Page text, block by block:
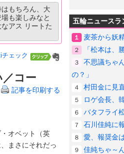
もちろん、大
も楽しみなと
アス リートた
チェック
コー
記事を印刷する
オベット（英
まさにそれだっ
五輪ニュースラ
１ 麦茶から妖
２ 「松本は、
３
不思議ちゃ
の？」
４ 村田金に見
５ ロゲ会長、
６ バタフライ
７ 石川佳純に
８ 愛、報奨金
９ 佳純ちゃ～